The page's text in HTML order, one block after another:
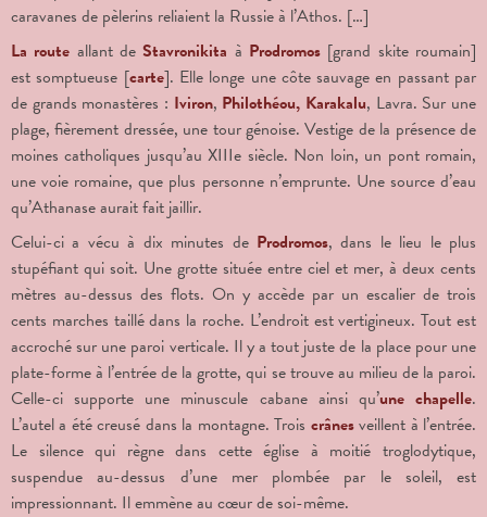
caravanes de pèlerins reliaient la Russie à l’Athos. […]
La route allant deStavronikita à Prodromos [grand skite roumain]
est somptueuse [carte]. Elle longe une côte sauvage en passant par
de grands monastères : Iviron, Philothéou, Karakalu, Lavra. Sur une
plage, fièrement dressée, une tour génoise. Vestige de la présence de
moines catholiques jusqu’au XIIIe siècle. Non loin, un pont romain,
une voie romaine, que plus personne n’emprunte. Une source d’eau
qu’Athanase aurait fait jaillir.
Celui-ci a vécu à dix minutes de Prodromos, dans le lieu le plus
stupéfiant qui soit. Une grotte située entre ciel et mer, à deux cents
mètres au-dessus des flots. On y accède par un escalier de trois
cents marches taillé dans la roche. L’endroit est vertigineux. Tout est
accroché sur une paroi verticale. Il y a tout juste de la place pour une
plate-forme à l’entrée de la grotte, qui se trouve au milieu de la paroi.
Celle-ci supporte une minuscule cabane ainsi qu’une chapelle.
L’autel a été creusé dans la montagne. Trois crânesveillent à l’entrée.
Le silence qui règne dans cette église à moitié troglodytique,
suspendue au-dessus d’une mer plombée par le soleil, est
impressionnant. Il emmène au cœur de soi-même.